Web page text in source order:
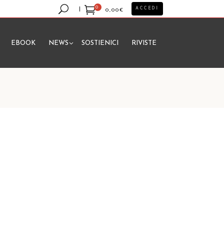
0
0,00€
prodotto nel carrello.
ACCEDI
EBOOK NEWS SOSTIENICI RIVISTE